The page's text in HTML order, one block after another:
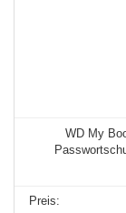
WD My